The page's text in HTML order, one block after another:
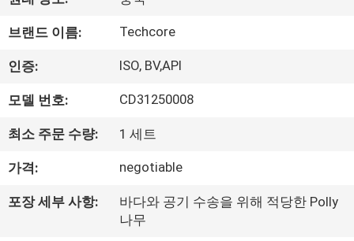
우
리
에
여
브랜드 이름: Techcore
인증: ISO, BV,API
모델 번호: CD31250008
최소 주문 수량: 1 세트
가격: negotiable
포장 세부 사항:
바다와 공기 수송을 위해 적당한 Polly
나무